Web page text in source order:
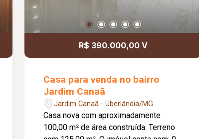
R$ 390.000,00 V
Casa para venda no bairro
Jardim Canaã
Jardim Canaã - Uberlândia/MG
Casa nova com aproximadamente
100,00 m² de área construída. Terreno